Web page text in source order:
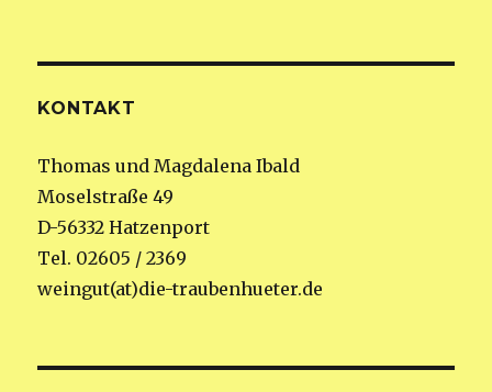
KONTAKT
Thomas und Magdalena Ibald
Moselstraße 49
D-56332 Hatzenport
Tel. 02605 / 2369
weingut(at)die-traubenhueter.de